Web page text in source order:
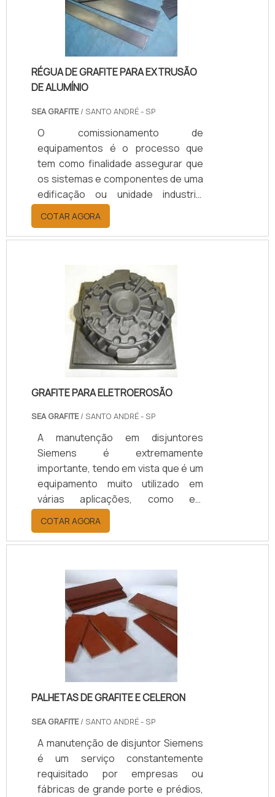
RÉGUA DE GRAFITE PARA EXTRUSÃO
DE ALUMÍNIO
SEA GRAFITE/ SANTO ANDRÉ - SP
O comissionamento de
equipamentos é o processo que
tem como finalidade assegurar que
os sistemas e componentes de uma
edificação ou unidade industrial
estejam projetados, instalados,
testados, operados e mantidos de
acordo com as necessidades e
proprietário. O comissionamento
pode ser aplicado tanto a novos
empreendimentos quanto a
unidades e sistemas existentes em
processo de expansão,
modernização ou ajuste.SAIBA
COMO O PRODUTO GARANTE UM
BOM DESEMPENHOCom uma
empres.
COTAR AGORA
GRAFITE PARA ELETROEROSÃO
SEA GRAFITE/ SANTO ANDRÉ - SP
A manutenção em disjuntores
Siemens é extremamente
importante, tendo em vista que é um
equipamento muito utilizado em
várias aplicações, como em
indústrias, residências ou
comércios. O aparelho fica instalado
nos sistemas elétricos das
instalações contra qualquer perigo
que a eletricidade pode causar,
como descargas e curtos
circuitos.CONHEÇA OS DIVERSOS
MODELOS E APLICAÇÕESA marca
Siemens é considerada uma das
maiores do mercado, com mais de
150 anos no ramo industrial..
COTAR AGORA
PALHETAS DE GRAFITE E CELERON
SEA GRAFITE/ SANTO ANDRÉ - SP
A manutenção de disjuntor Siemens
é um serviço constantemente
requisitado por empresas ou
fábricas de grande porte e prédios,